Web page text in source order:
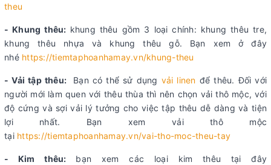
theu
- Khung thêu: khung thêu gồm 3 loại chính: khung thêu tre,
khung thêu nhựa và khung thêu gỗ. Bạn xem ở đây
nhé https://tiemtaphoanhamay.vn/khung-theu
- Vải tập thêu: Bạn có thể sử dụng vải linen để thêu. Đối với
người mới làm quen với thêu thùa thì nên chọn vải thô mộc, với
độ cứng và sợi vải lý tưởng cho việc tập thêu dễ dàng và tiện
lợi nhất. Bạn xem vải thô mộc
tại https://tiemtaphoanhamay.vn/vai-tho-moc-theu-tay
- Kim thêu: bạn xem các loại kim thêu tại đây